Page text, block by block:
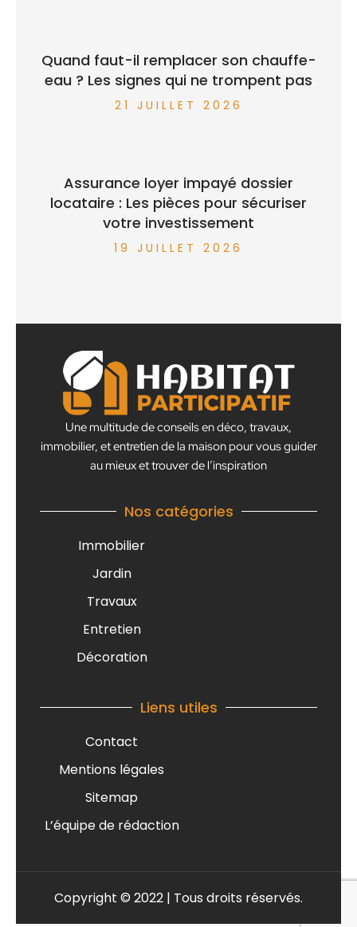
Quand faut-il remplacer son chauffe-
eau ? Les signes qui ne trompent pas
21 JUILLET 2026
Assurance loyer impayé dossier
locataire : Les pièces pour sécuriser
votre investissement
19 JUILLET 2026
Une multitude de conseils en déco, travaux,
immobilier, et entretien de la maison pour vous guider
au mieux et trouver de l’inspiration
Nos catégories
Immobilier
Jardin
Travaux
Entretien
Décoration
Liens utiles
Contact
Mentions légales
Sitemap
L’équipe de rédaction
Copyright © 2022 | Tous droits réservés.